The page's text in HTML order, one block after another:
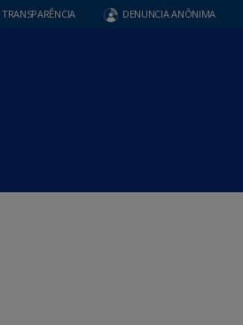
TRANSPARÊNCIA DENUNCIA ANÔNIMA